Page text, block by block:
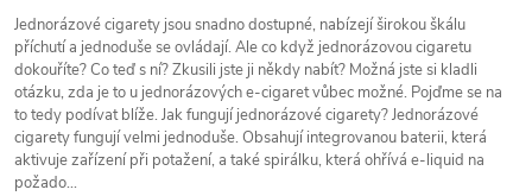
Jednorázové cigarety jsou snadno dostupné, nabízejí širokou škálu
příchutí a jednoduše se ovládají. Ale co když jednorázovou cigaretu
dokouříte? Co teď s ní? Zkusili jste ji někdy nabít? Možná jste si kladli
otázku, zda je to u jednorázových e-cigaret vůbec možné. Pojďme se na
to tedy podívat blíže. Jak fungují jednorázové cigarety? Jednorázové
cigarety fungují velmi jednoduše. Obsahují integrovanou baterii, která
aktivuje zařízení při potažení, a také spirálku, která ohřívá e-liquid na
požado...